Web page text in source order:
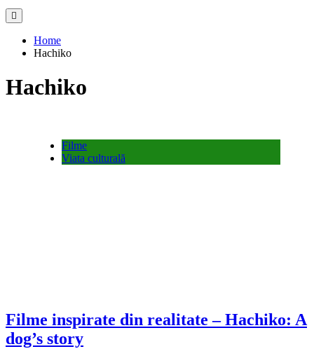
Home
Hachiko
Hachiko
Filme
Viata culturală
Filme inspirate din realitate – Hachiko: A
dog’s story